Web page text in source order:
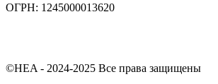
ОГРН: 1245000013620
©HEA - 2024-2025 Все права защищены